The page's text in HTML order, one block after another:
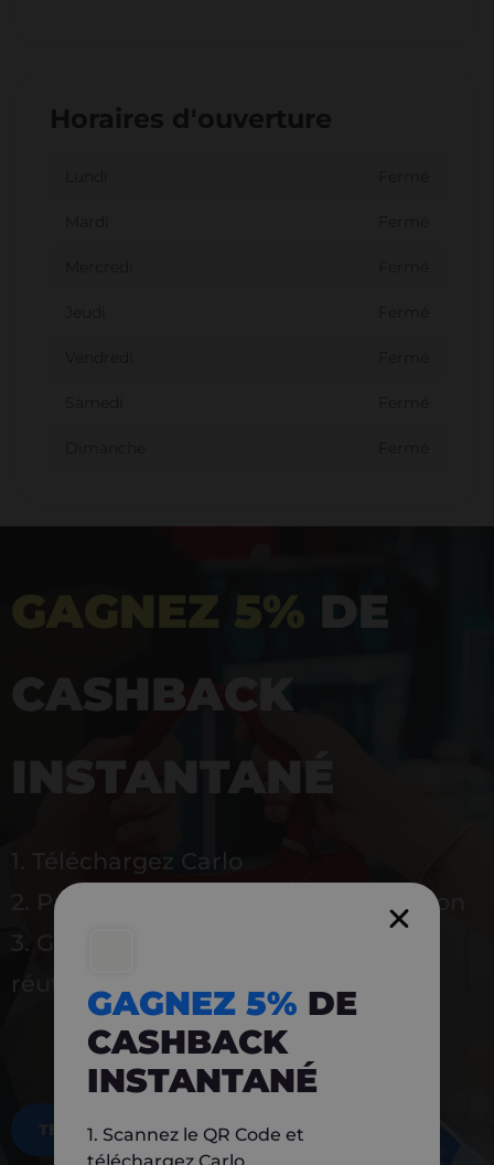
Horaires d'ouverture
GAGNEZ 5% DE
CASHBACK
INSTANTANÉ
1. Téléchargez Carlo
2. Payez en magasin avec l’application
3. Gagnez instantanément 5 % à
réutiliser
TÉLÉCHARGEZ MAINTENANT
GAGNEZ 5% DE
CASHBACK
INSTANTANÉ
1. Scannez le QR Code et
téléchargez Carlo